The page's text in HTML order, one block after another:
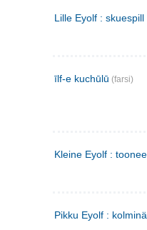
Lille Eyolf :
īlf-e kuchūlū (farsi)
Kleine Eyolf :
Pikku Eyolf :